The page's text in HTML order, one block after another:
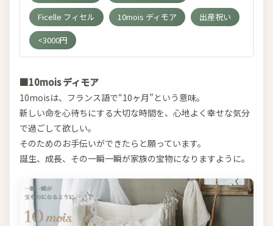
Ficelle フィセル
10mois ディモア
出産祝い
<3000円
■10mois ディモア
10moisは、フランス語で“10ヶ月”という意味。
新しい命を心待ちにする大切な時間を、心地よく幸せな気分
で過ごして欲しい。
そのためのお手伝いができたらと願っています。
誕生、成長、その一瞬一瞬が家族の宝物になりますように。